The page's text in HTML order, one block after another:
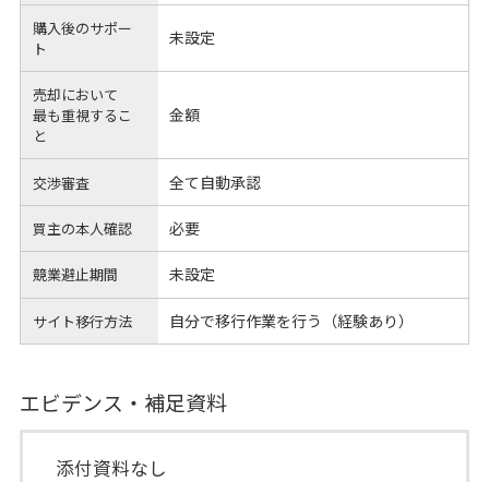
購入後のサポー
ト
未設定
売却において
最も重視するこ
と
金額
交渉審査 全て自動承認
買主の本人確認 必要
競業避止期間 未設定
サイト移行方法 自分で移行作業を行う（経験あり）
エビデンス・補足資料
添付資料なし